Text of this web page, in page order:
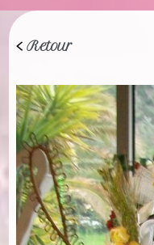
Retour